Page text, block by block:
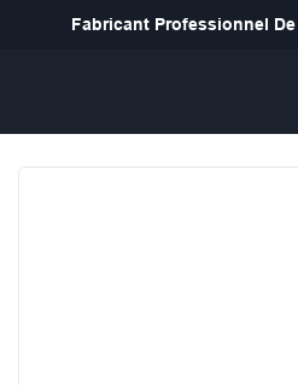
Fabricant Professionnel